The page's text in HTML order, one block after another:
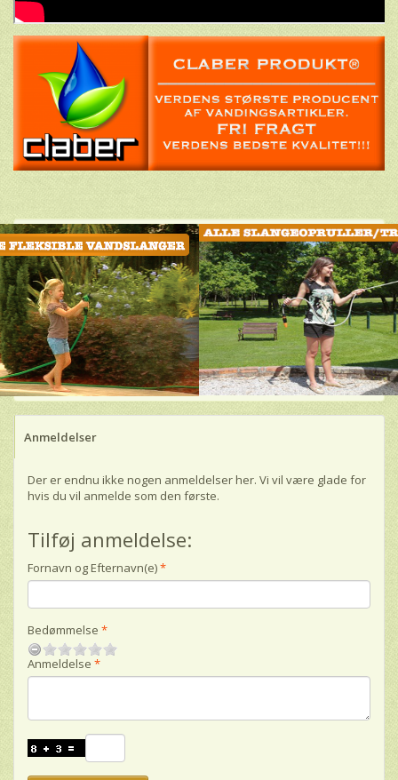
Anmeldelser
Der er endnu ikke nogen anmeldelser her. Vi vil være glade for
hvis du vil anmelde som den første.
Tilføj anmeldelse:
Fornavn og Efternavn(e)
Bedømmelse
Anmeldelse